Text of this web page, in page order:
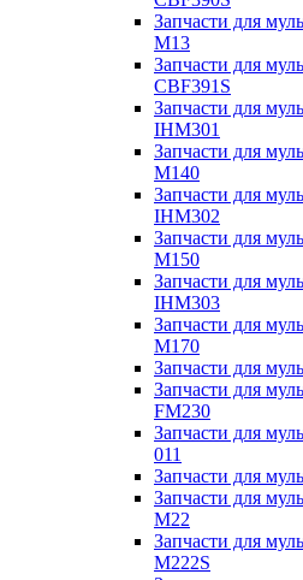
Запчасти для
M13
Запчасти для
CBF391S
Запчасти для
IHM301
Запчасти для
M140
Запчасти для
IHM302
Запчасти для
M150
Запчасти для
IHM303
Запчасти для
M170
Запчасти для
Запчасти для
FM230
Запчасти для
011
Запчасти для
Запчасти для
M22
Запчасти для
M222S